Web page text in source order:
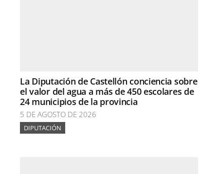
La Diputación de Castellón conciencia sobre
el valor del agua a más de 450 escolares de
24 municipios de la provincia
5 DE AGOSTO DE 2026
DIPUTACIÓN